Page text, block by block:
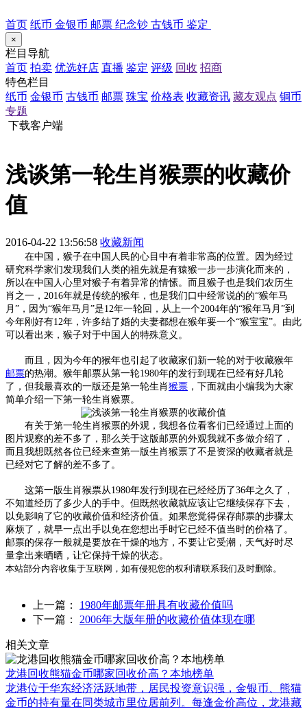
首页 纸币 金银币 邮票 纪念钞 古钱币 鉴定
×
栏目导航
首页 拍卖 优选好店 直播 鉴定 评级 回收 招商
特色栏目
纸币 金银币 古钱币 邮票 珠宝 价格表 收藏资讯 藏友观点 铜币
专题
下载客户端
浅谈第一轮生肖猴票的收藏价
值
2016-04-22 13:56:58 收藏新闻
在中国，猴子在中国人民的心目中有着非常高的位置。因为经过
研究科学家们发现我们人类的祖先就是有猿猴一步一步演化而来的，
所以在中国人心里对猴子有着异常的情愫。而且猴子也是我们农历生
肖之一，2016年就是传统的猴年，也是我们口中经常说的的“猴年马
月”，因为“猴年马月”是12年一轮回，从上一个2004年的“猴年马月”到
今年刚好有12年，许多结了婚的夫妻都想在猴年要一个“猴宝宝”。由此
可以看出来，猴子对于中国人的特殊意义。
而且，因为今年的猴年也引起了收藏家们新一轮的对于收藏猴年
邮票的热潮。猴年邮票从第一轮1980年的发行到现在已经有好几轮
了，但我最喜欢的一版还是第一轮生肖猴票 ，下面就由小编我为大家
简单介绍一下第一轮生肖猴票。
有关于第一轮生肖猴票的外观，我想各位看客们已经通过上面的
图片观察的差不多了，那么关于这版邮票的外观我就不多做介绍了，
而且我想既然各位已经来查第一版生肖猴票了不是资深的收藏者就是
已经对它了解的差不多了。
这第一版生肖猴票从1980年发行到现在已经经历了36年之久了，
不知道经历了多少人的手中。但既然收藏就应该让它继续保存下去，
以免影响了它的收藏价值和经济价值。如果您觉得保存邮票的步骤太
麻烦了，就早一点出手以免在您想出手时它已经不值当时的价格了。
邮票的保存一般就是要放在干燥的地方，不要让它受潮，天气好时尽
量拿出来晒晒，让它保持干燥的状态。
本站部分内容收集于互联网，如有侵犯您的权利请联系我们及时删除。
上一篇： 1980年邮票年册具有收藏价值吗
下一篇： 2006年大版年册的收藏价值体现在哪
相关文章
龙港回收熊猫金币哪家回收价高？本地榜单
龙港位于华东经济活跃地带，居民投资意识强，金银币、熊猫
金币的持有量在同类城市里位居前列。每逢金价高位，龙港藏